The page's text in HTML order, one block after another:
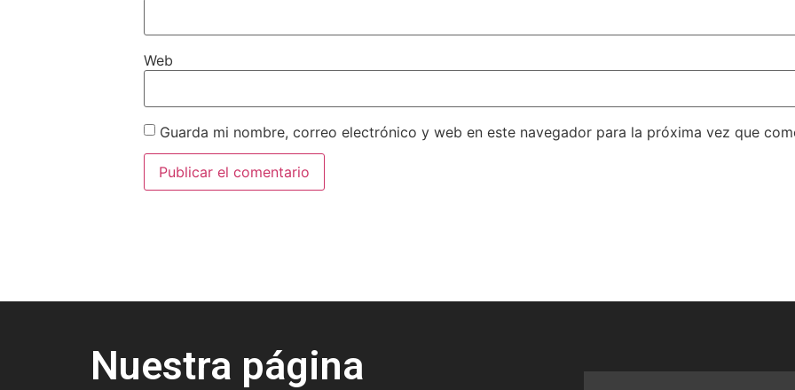
Web
Guarda mi nombre, correo electrónico y web en este navegador para la próxima vez que
Nuestra página